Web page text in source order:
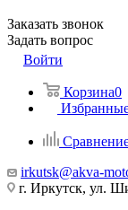
Заказать звонок
Задать вопрос
Войти
Корзина0
irkutsk@akva-
г. Иркутск, ул.